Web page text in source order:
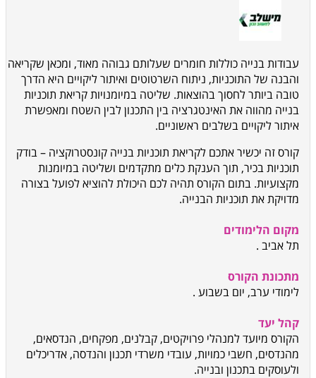
עבודות בנייה כוללות חומרים שעלותם גבוהה מאוד, ומכאן שקריאה
והבנה של התוכניות, ניתוח השרטוטים ואיתור ליקויים היא הדרך
טובה ביותר לחסוך בהוצאות. שליטה במיומנויות קריאת תוכניות
בנייה מהווה את האינטגרציה בין התכנון לבין השטח ומאפשרת
איתור ליקויים בשלבים ראשוניים.
קורס זה יכשיר אתכם לקריאת תוכניות בנייה קונסטרוקציה – בודק
תוכניות בכיר, תוך הענקת כלים מתקדמים ושליטה במיומנות
מקצועיות. בתום הקורס תהיה לכם היכולת להוציא לפועל בצורה
מדויקת את תוכניות הבנייה.
מקום הלימודים
תל אביב .
מתכונת הקורס
לימודי ערב, יום בשבוע .
קהל יעד
הקורס מיועד למנהלי פרויקטים, קבלנים, מפקחים, הנדסאים,
מהנדסים, חשבי כמויות, עובדי משרדי תכנון והנדסה, אדריכלים
ולעוסקים בתכנון ובנייה.